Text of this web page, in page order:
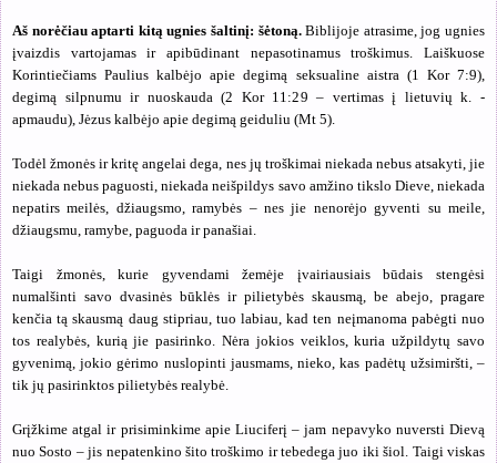
Aš norėčiau aptarti kitą ugnies šaltinį: šėtoną.Biblijoje atrasime, jog ugnies
įvaizdis vartojamas ir apibūdinant nepasotinamus troškimus. Laiškuose
Korintiečiams Paulius kalbėjo apie degimą seksualine aistra (1 Kor 7:9),
degimą silpnumu ir nuoskauda (2 Kor 11:29 – vertimas į lietuvių k. -
apmaudu), Jėzus kalbėjo apie degimą geiduliu (Mt 5).
Todėl žmonės ir kritę angelai dega, nes jų troškimai niekada nebus atsakyti, jie
niekada nebus paguosti, niekada neišpildys savo amžino tikslo Dieve, niekada
nepatirs meilės, džiaugsmo, ramybės – nes jie nenorėjo gyventi su meile,
džiaugsmu, ramybe, paguoda ir panašiai.
Taigi žmonės, kurie gyvendami žemėje įvairiausiais būdais stengėsi
numalšinti savo dvasinės būklės ir pilietybės skausmą, be abejo, pragare
kenčia tą skausmą daug stipriau, tuo labiau, kad ten neįmanoma pabėgti nuo
tos realybės, kurią jie pasirinko. Nėra jokios veiklos, kuria užpildytų savo
gyvenimą, jokio gėrimo nuslopinti jausmams, nieko, kas padėtų užsimiršti, –
tik jų pasirinktos pilietybės realybė.
Grįžkime atgal ir prisiminkime apie Liuciferį – jam nepavyko nuversti Dievą
nuo Sosto – jis nepatenkino šito troškimo ir tebedega juo iki šiol. Taigi viskas